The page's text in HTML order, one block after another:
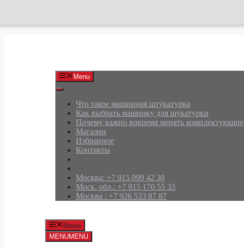
Menu
Что такое машинная штукатурка
Как выбрать машинку для шукатурки
Почему важно вовремя менять комплектующие
Магазин
Избранное
Контакты
Москва: +7 915 099 42 30
Моск. обл.: +7 915 170 55 33
Москва : +7 926 533 87 87
Меню
MENUMENU